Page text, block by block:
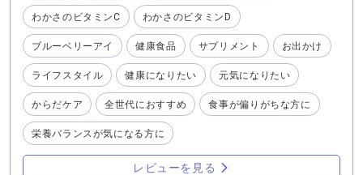
難しいといわれています。 さらに生活習慣の乱れやストレ
スにより体に鉄が吸収がされにくくなり、自覚がないまま
鉄不足に陥ってしまうことも。 『わかさの鉄』は 1粒で1
日分の鉄をしっかりと補えるように、ほうれん草約12株相
当※2 の鉄分を凝縮配合。 更に、鉄の働きをサポートする
・プルーンエキス 鉄の吸収をサポートする ・クエン酸・ビ
タミンCを配合 その他も、わかさ生活のこだわり配合で外
出中や旅行先でもしっかりとからだをサポート‼️ ハツラツと
した日々を送りたいあなたにオススメです♪
わかさのビタミンC わかさのビタミンD
ブルーベリーアイ 健康食品 サプリメント お出かけ
ライフスタイル 健康になりたい 元気になりたい
からだケア 全世代におすすめ 食事が偏りがちな方に
栄養バランスが気になる方に
レビューを見る